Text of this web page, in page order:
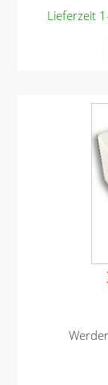
Lieferzeit